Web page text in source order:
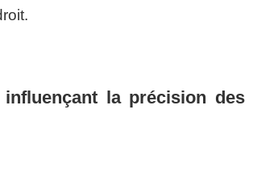
influençant la précision des